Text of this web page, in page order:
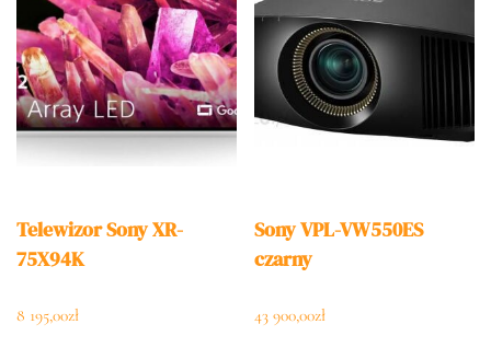
Telewizor Sony XR-
75X94K
8 195,00zł
Sony VPL-VW550ES
czarny
43 900,00zł